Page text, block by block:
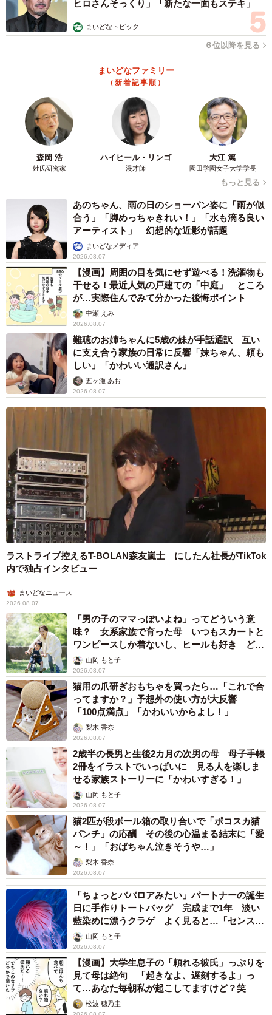
5/6
供画像）
また、「初デートで実際に会ったとき、最初にチェックす
ること」については、男性が「プロフィール写真とのギャ
ップ（実物が写真と同じかどうか）」（45.7％）、女性は
「清潔感や細かな身だしなみ（髪型、ヒゲ・眉毛、服のシ
ワなど）」（43.1％）がそれぞれ最多となり、こちらは男
女で違いが見られました。
6/6
マッチングアプリを利用して、実際に交際に発展したことはあるか／交
際に発展した一番の理由（提供画像）
では、初対面でのチェックを乗り越え、最終的に交際にた
調査の結果、「実際に交際に発展したことがある」とした
人は全体の59.5％。一方、「デートまでは行ったが、交際
には至らなかった」が31.3％、「マッチングやメッセージ
のみで、実際に会ったことはない」が9.2％という結果にな
りました。
そこで、「交際に発展した一番の理由」を教えてもらった
ところ、「写真と実物のギャップがなく、むしろ実物の方
が好印象だった」（27.0％）が最も多く、次いで「無理に
話題を探さなくても会話が自然と弾み、居心地が良かっ
た」（24.8％）、「髪型や眉毛、服装などに清潔感があっ
て好感が持てた」（15.7％）が上位に挙がりました。
この結果について同社は、「期待を裏切らない印象や身だ
しなみが、相手に安心感を与え、関係を深めるための土台
を作っているとみられる。その上で、『無理に飾らず自然
体で会話ができる』という相性の良さが、最終的にパート
ナーとして選ばれる決定打になっている」とコメントして
います。
ヒロさんそっくり」「新たな一面もステキ」
まいどなトピック
６位以降を見る
まいどなファミリー
（新着記事順）
森岡 浩
姓氏研究家
ハイヒール・リンゴ
漫才師
大江 篤
園田学園女子大学学長
もっと見る
あのちゃん、雨の日のショーパン姿に「雨が似
合う」「脚めっちゃきれい！」「水も滴る良い
アーティスト」 幻想的な近影が話題
まいどなメディア
2026.08.07
【漫画】周囲の目を気にせず遊べる！洗濯物も
干せる！最近人気の戸建ての「中庭」 ところ
が…実際住んでみて分かった後悔ポイント
中瀬 えみ
2026.08.07
難聴のお姉ちゃんに5歳の妹が手話通訳 互い
に支え合う家族の日常に反響「妹ちゃん、頼も
しい」「かわいい通訳さん」
五ヶ瀬 あお
2026.08.07
ラストライブ控えるT-BOLAN森友嵐士 にしたん社長がTikTok
内で独占インタビュー
まいどなニュース
2026.08.07
「男の子のママっぽいよね」ってどういう意
味？ 女系家族で育った母 いつもスカートと
ワンピースしか着ないし、ヒールも好き どの
へんが…
山岡 もと子
2026.08.07
猫用の爪研ぎおもちゃを買ったら…「これで合
ってますか？」予想外の使い方が大反響
「100点満点」「かわいいからよし！」
梨木 香奈
2026.08.07
2歳半の長男と生後2カ月の次男の母 母子手帳
2冊をイラストでいっぱいに 見る人を楽しま
せる家族ストーリーに「かわいすぎる！」
山岡 もと子
2026.08.07
猫2匹が段ボール箱の取り合いで「ポコスカ猫
パンチ」の応酬 その後の心温まる結末に「愛
～！」「おばちゃん泣きそうや…」
梨木 香奈
2026.08.07
「ちょっとババロアみたい」パートナーの誕生
日に手作りトートバッグ 完成まで1年 淡い
藍染めに漂うクラゲ よく見ると…「センスす
ごい」山岡 もと子
2026.08.07
【漫画】大学生息子の「頼れる彼氏」っぷりを
見て母は絶句 「起きなよ、遅刻するよ」っ
て…あなた毎朝私が起こしてますけど？笑
松波 穂乃圭